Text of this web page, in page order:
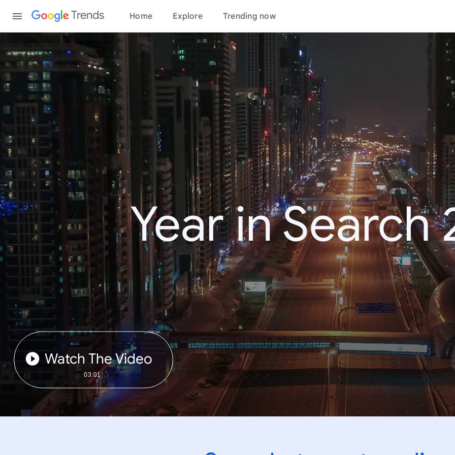
Trends Home Explore Trending now
Year in Search
Watch The Video
03:01